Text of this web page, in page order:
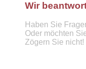
Wir
Haben Sie
Oder möchten
Zögern Sie nicht!